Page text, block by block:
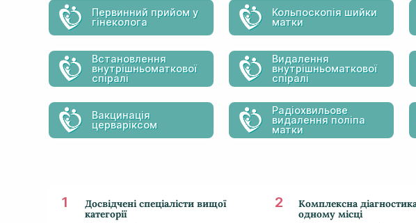
Первинний прийом у
гінеколога
Кольпоскопія шийки
матки
Встановлення
внутрішньоматкової
спіралі
Видалення
внутрішньоматкової
спіралі
Вакцинація
церваріксом
Радіохвильове
видалення поліпа
матки
Досвідчені спеціалісти вищої
категорії
Комплексна
одному місці